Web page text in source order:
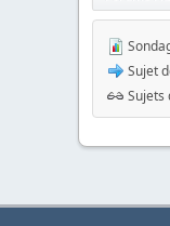
Sujet
Sujets